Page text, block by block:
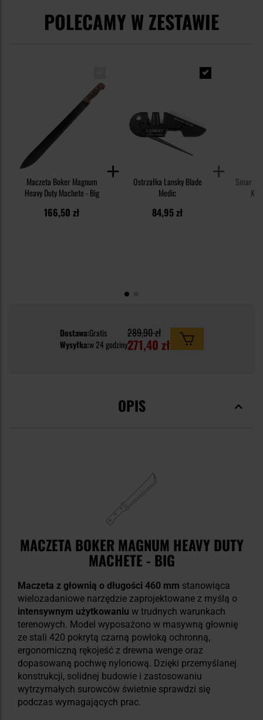
POLECAMY W ZESTAWIE
Maczeta Boker Magnum
Heavy Duty Machete - Big
166,50 zł
Ostrzałka Lansky Blade
Medic
84,95 zł
Smar
Dostawa:Gratis
Wysyłka:w 24 godziny
289,90 zł
271,40 zł
OPIS
MACZETA BOKER MAGNUM HEAVY DUTY
MACHETE - BIG
Maczeta z głownią o długości 460 mm stanowiąca
wielozadaniowe narzędzie zaprojektowane z myślą o
intensywnym użytkowaniu w trudnych warunkach
terenowych. Model wyposażono w masywną głownię
ze stali 420 pokrytą czarną powłoką ochronną,
ergonomiczną rękojeść z drewna wenge oraz
dopasowaną pochwę nylonową. Dzięki przemyślanej
konstrukcji, solidnej budowie i zastosowaniu
wytrzymałych surowców świetnie sprawdzi się
podczas wymagających prac.